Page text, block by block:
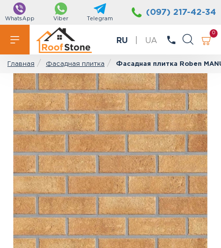
WhatsApp Viber Telegram
(097) 217-42-34
RU UA
0
Главная Фасадная плитка Фасадная плитка Roben